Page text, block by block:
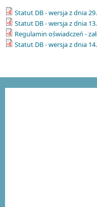
Statut DB - wersja z dnia
Statut DB - wersja z dnia
Regulamin oświadczeń -
Statut DB - wersja z dnia